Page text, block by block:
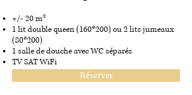
+/- 20 m²
1 lit double queen (160*200) ou 2 lits jumeaux
(80*200)
1 salle de douche avec WC séparés
TV SAT WiFi
Réserver